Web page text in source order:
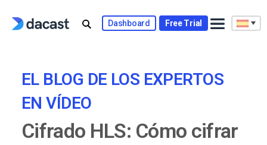
Dashboard Free Trial
EL BLOG DE LOS EXPERTOS
EN VÍDEO
Cifrado HLS: Cómo cifrar